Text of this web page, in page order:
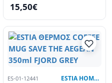
15,50€
ES-01-12441 ESTIA HOME ART